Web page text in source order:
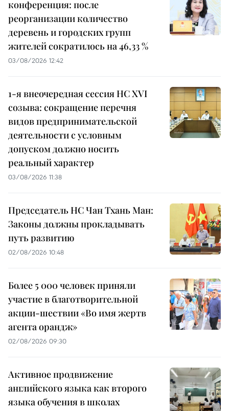
конференция: после
реорганизации количество
деревень и городских групп
жителей сократилось на 46,33 %
03/08/2026 12:42
1-я внеочередная сессия НС XVI
созыва: сокращение перечня
видов предпринимательской
деятельности с условным
допуском должно носить
реальный характер
03/08/2026 11:38
Председатель НС Чан Тхань Ман:
Законы должны прокладывать
путь развитию
02/08/2026 10:48
Более 5 000 человек приняли
участие в благотворительной
акции-шествии «Во имя жертв
агента орандж»
02/08/2026 09:30
Активное продвижение
английского языка как второго
языка обучения в школах